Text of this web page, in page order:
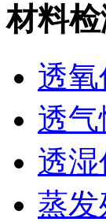
材料
透氧
透
透湿
蒸发